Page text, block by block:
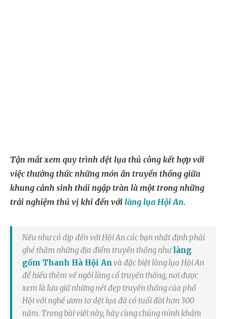
Tận mắt xem quy trình dệt lụa thủ công kết hợp với
việc thưởng thức những món ăn truyền thống giữa
khung cảnh sinh thái ngập tràn là một trong những
trải nghiệm thú vị khi đến với làng lụa Hội An.
Nếu như có dịp đến với Hội An các bạn nhất định phải
ghé thăm những địa điểm truyền thống nhưlàng
gốm Thanh Hà Hội An và đặc biệt làng lụa Hội An
để hiểu thêm về ngôi làng cổ truyền thống, nơi được
xem là lưu giữ những nét đẹp truyền thống của phố
Hội với nghề ươm tơ dệt lụa đã có tuổi đời hơn 300
năm. Trong bài viết này, hãy cùng chúng mình khám